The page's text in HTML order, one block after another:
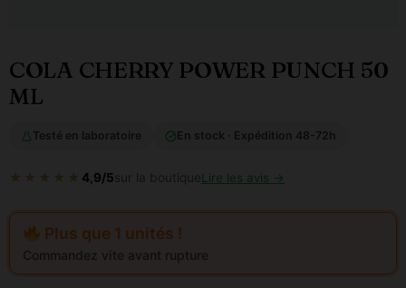
COLA CHERRY POWER PUNCH 50
ML
Testé en laboratoire En stock · Expédition 48-72h
★★★★★ 4,9/5sur la boutiqueLire les avis →
Plus que 1 unités !
Commandez vite avant rupture